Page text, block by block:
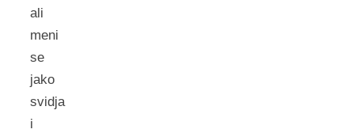
ali
meni
se
jako
svidja
i